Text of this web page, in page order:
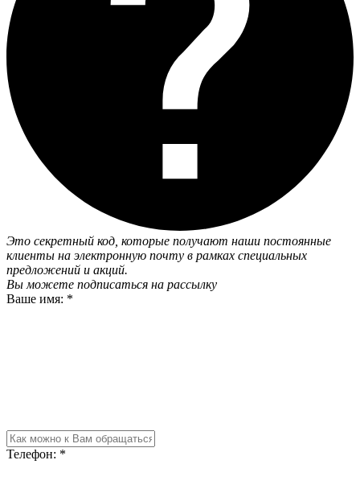
Это секретный код, которые получают наши постоянные
клиенты на электронную почту в рамках специальных
предложений и акций.
Вы можете подписаться на рассылку
Ваше имя: *
Телефон: *